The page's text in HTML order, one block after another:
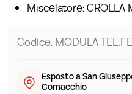
Miscelatore: CROLLA
Codice:
Esposto a San
Comacchio